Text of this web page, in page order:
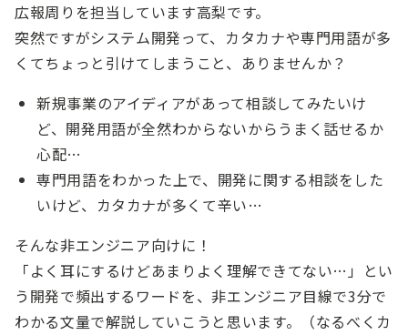
広報周りを担当しています高梨です。
突然ですがシステム開発って、カタカナや専門用語が多
くてちょっと引けてしまうこと、ありませんか？
新規事業のアイディアがあって相談してみたいけ
ど、開発用語が全然わからないからうまく話せるか
心配…
専門用語をわかった上で、開発に関する相談をした
いけど、カタカナが多くて辛い…
そんな非エンジニア向けに！
「よく耳にするけどあまりよく理解できてない…」とい
う開発で頻出するワードを、非エンジニア目線で3分で
わかる文量で解説していこうと思います。（なるべくカ